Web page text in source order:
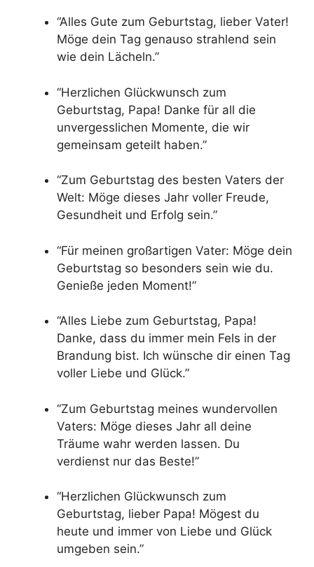
“Alles Gute zum Geburtstag, lieber Vater!
Möge dein Tag genauso strahlend sein
wie dein Lächeln.”
“Herzlichen Glückwunsch zum
Geburtstag, Papa! Danke für all die
unvergesslichen Momente, die wir
gemeinsam geteilt haben.”
“Zum Geburtstag des besten Vaters der
Welt: Möge dieses Jahr voller Freude,
Gesundheit und Erfolg sein.”
“Für meinen großartigen Vater: Möge dein
Geburtstag so besonders sein wie du.
Genieße jeden Moment!”
“Alles Liebe zum Geburtstag, Papa!
Danke, dass du immer mein Fels in der
Brandung bist. Ich wünsche dir einen Tag
voller Liebe und Glück.”
“Zum Geburtstag meines wundervollen
Vaters: Möge dieses Jahr all deine
Träume wahr werden lassen. Du
verdienst nur das Beste!”
“Herzlichen Glückwunsch zum
Geburtstag, lieber Papa! Mögest du
heute und immer von Liebe und Glück
umgeben sein.”